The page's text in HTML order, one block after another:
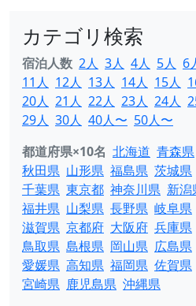
カテゴリ検索
宿泊人数 2人 3人 4人 5人 6
11人 12人 13人 14人 15人
20人 21人 22人 23人 24人
29人 30人 40人〜 50人〜
都道府県×10名 北海道 青森県
秋田県 山形県 福島県 茨城県
千葉県 東京都 神奈川県 新潟
福井県 山梨県 長野県 岐阜県
滋賀県 京都府 大阪府 兵庫県
鳥取県 島根県 岡山県 広島県
愛媛県 高知県 福岡県 佐賀県
宮崎県 鹿児島県 沖縄県